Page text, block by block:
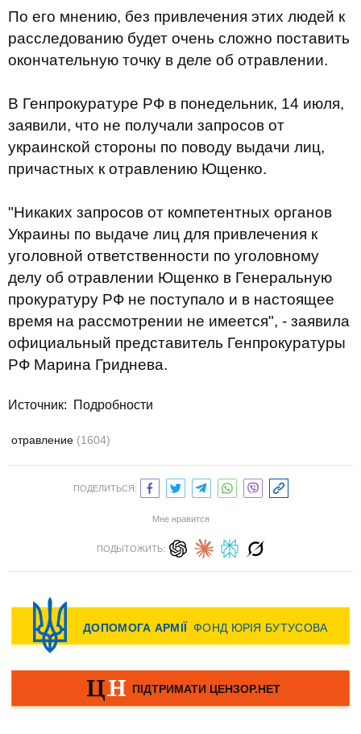
По его мнению, без привлечения этих людей к
расследованию будет очень сложно поставить
окончательную точку в деле об отравлении.
В Генпрокуратуре РФ в понедельник, 14 июля,
заявили, что не получали запросов от
украинской стороны по поводу выдачи лиц,
причастных к отравлению Ющенко.
"Никаких запросов от компетентных органов
Украины по выдаче лиц для привлечения к
уголовной ответственности по уголовному
делу об отравлении Ющенко в Генеральную
прокуратуру РФ не поступало и в настоящее
время на рассмотрении не имеется", - заявила
официальный представитель Генпрокуратуры
РФ Марина Гриднева.
Источник: Подробности
отравление (1604)
ПОДЕЛИТЬСЯ:
Мне нравится
ПОДЫТОЖИТЬ: